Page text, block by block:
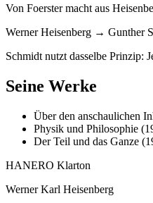
Von Foerster macht aus
Werner Heisenberg → Gunther
Schmidt nutzt dasselbe Prinzip:
Seine Werke
Über den anschaulichen
Physik und Philosophie
Der Teil und das Ganze
HANERO Klarton
Werner Karl Heisenberg